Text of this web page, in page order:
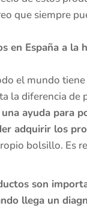
que siempre
en España a la
el mundo
la diferencia
ayuda para
adquirir los
bolsillo. Es
son
llega un